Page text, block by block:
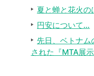
夏と蝉と花火の
円安について…
先日、ベトナ
された『MTA展